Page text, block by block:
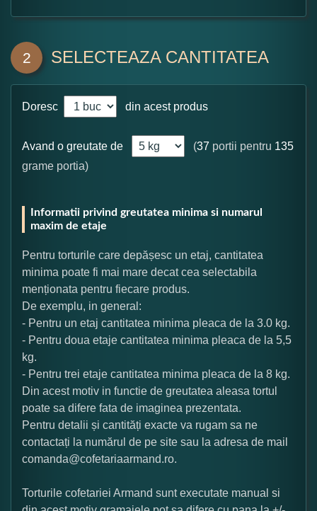
2 SELECTEAZA CANTITATEA
Doresc din acest produs
Avand o greutate de (37 portii pentru 135
grame portia)
Informatii privind greutatea minima si numarul
maxim de etaje
Pentru torturile care depășesc un etaj, cantitatea
minima poate fi mai mare decat cea selectabila
menționata pentru fiecare produs.
De exemplu, in general:
- Pentru un etaj cantitatea minima pleaca de la 3.0 kg.
- Pentru doua etaje cantitatea minima pleaca de la 5,5
kg.
- Pentru trei etaje cantitatea minima pleaca de la 8 kg.
Din acest motiv in functie de greutatea aleasa tortul
poate sa difere fata de imaginea prezentata.
Pentru detalii și cantități exacte va rugam sa ne
contactați la numărul de pe site sau la adresa de mail
comanda@cofetariaarmand.ro.
Torturile cofetariei Armand sunt executate manual si